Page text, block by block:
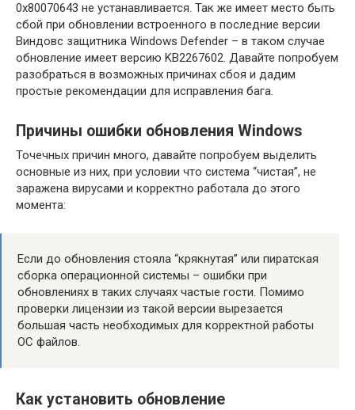
0x80070643 не устанавливается. Так же имеет место быть
сбой при обновлении встроенного в последние версии
Виндовс защитника Windows Defender – в таком случае
обновление имеет версию KB2267602. Давайте попробуем
разобраться в возможных причинах сбоя и дадим
простые рекомендации для исправления бага.
Причины ошибки обновления Windows
Точечных причин много, давайте попробуем выделить
основные из них, при условии что система “чистая”, не
заражена вирусами и корректно работала до этого
момента:
Если до обновления стояла “крякнутая” или пиратская
сборка операционной системы – ошибки при
обновлениях в таких случаях частые гости. Помимо
проверки лицензии из такой версии вырезается
большая часть необходимых для корректной работы
ОС файлов.
Как установить обновление